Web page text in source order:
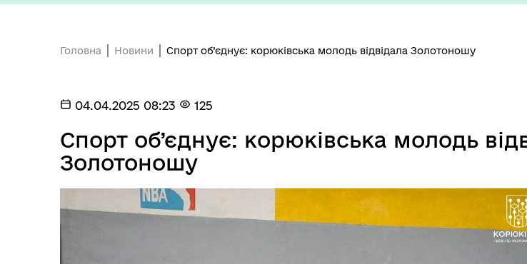
Головна Новини Спорт об’єднує: корюківська молодь відвідала Золотоношу
04.04.2025 08:23 125
Спорт об’єднує: корюківська молодь
Золотоношу